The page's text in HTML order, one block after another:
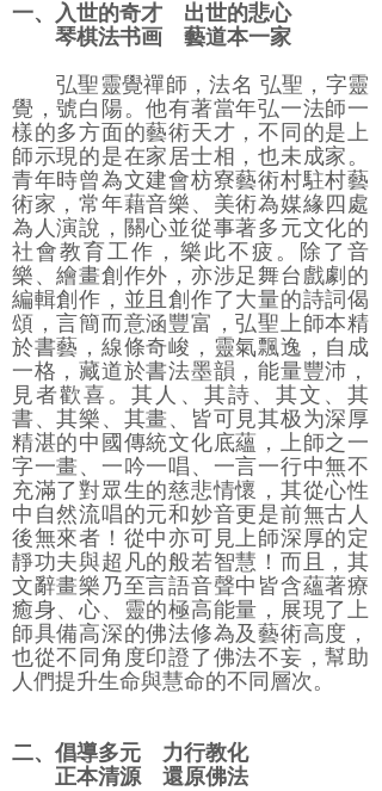
一、入世的奇才 出世的悲心
琴棋法书画 藝道本一家
弘聖靈覺禪師，法名 弘聖，字靈
覺，號白陽。他有著當年弘一法師一
樣的多方面的藝術天才，不同的是上
師示現的是在家居士相，也未成家。
青年時曾為文建會枋寮藝術村駐村藝
術家，常年藉音樂、美術為媒緣四處
為人演說，關心並從事著多元文化的
社會教育工作，樂此不疲。除了音
樂、繪畫創作外，亦涉足舞台戲劇的
編輯創作，並且創作了大量的詩詞偈
頌，言簡而意涵豐富，弘聖上師本精
於書藝，線條奇峻，靈氣飄逸，自成
一格，藏道於書法墨韻，能量豐沛，
見者歡喜。其人、其詩、其文、其
書、其樂、其畫、皆可見其极为深厚
精湛的中國傳統文化底蘊，上師之一
字一畫、一吟一唱、一言一行中無不
充滿了對眾生的慈悲情懷，其從心性
中自然流唱的元和妙音更是前無古人
後無來者！從中亦可見上師深厚的定
靜功夫與超凡的般若智慧！而且，其
文辭畫樂乃至言語音聲中皆含蘊著療
癒身、心、靈的極高能量，展現了上
師具備高深的佛法修為及藝術高度，
也從不同角度印證了佛法不妄，幫助
人們提升生命與慧命的不同層次。
二、倡導多元 力行教化
正本清源 還原佛法